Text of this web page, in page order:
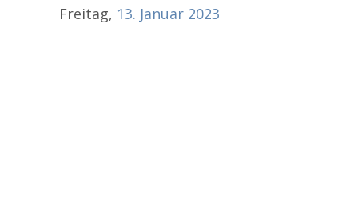
Freitag, 13. Januar 2023